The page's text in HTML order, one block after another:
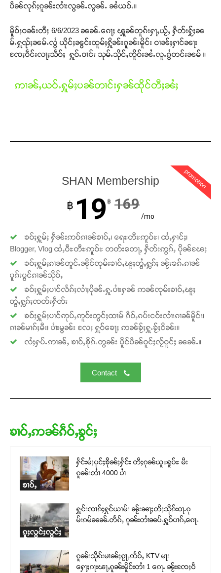
Support SHAN
တႃႇႁႂ်ႈသဵင်ၵၢင်ၸႂ်ၵူၼ်းမိူင်း ၵူႈတီႈၵူႈလႅၼ်ပေႃးတေၸွ
တ်ႇ တူဝ်ႈလုမ်ႈၾႃႉၼၼ်ႉ ၶဝ်ႈႁူမ်ႈၵမ်ႉထႅမ် ၸုမ်းၶၢ
Donate Now
ပဵၼ်လုၵ်ႈၵူၼ်းၸၢႆးလွၼ်ႉလွၼ်ႉ ၼႆယဝ်ႉ။
မိူဝ်ႈဝၼ်းတီႈ 6/6/2023 ၼၼ်ႉၵေႃႈ ၾူၼ်တူၵ်းႁႃႇယႂ်ႇ ႁဵတ်းႁႂ်ႈၼ
မ်ႉႁူၺ်ႈၼမ်ႉလွႆ ယိုင်ႈၼွင်းထူမ်ႈႁိူၼ်းၵူၼ်းမိူင်း ဝၢၼ်ႈႁၢင်ၼႃး
ၸႄႈဝဵင်းလႃႈသဵဝ်ႈ ႁူဝ်ႉဝၢင်း သုမ်ႉသိုင်ႇၸိူဝ်းၼႆႉလူႉၵွႆတင်းၼမ် ။
ဢၢၼ်ႇယဝ်ႉႁူမ်ႈပၼ်တၢင်းႁၼ်ထိုင်တီႈၼႆႈ
promotion
SHAN Membership
฿ 19 ฿ 169
/mo
ၶဝ်ႈႁူမ်ႈ ႁဵၼ်းဢဝ်ၵၢၼ်ၶၢဝ်ႇ၊ ရေႊတီႊဢူဝ်ႊ၊ ထႆႇႁၢင်ႈ၊
Blogger, Vlog ထႆႇဝီႊတီႊဢူဝ်ႊ တတ်းတေႃႇ ႁဵတ်းဢွၵ်ႇ ပိုၼ်ၽႄႈ
ၶဝ်ႈႁူမ်ႈၵၢၼ်တူင်ႉၼိုင်ၸုမ်းၶၢဝ်ႇၽူႈတွႆႇႁွၵ်ႈ ၼႂ်းၶၵ်ႉၵၢၼ်
ပူၵ်းပွင်ၵၢၼ်သိုဝ်ႇ
ၶဝ်ႈႁူမ်ႈပၢင်လႅၵ်ႈလၢႆႈပိုၼ်ႉႁူႉပၢႆးႁၼ် ဢၼ်ၸုမ်းၶၢဝ်ႇၽူႈ
တွႆႇႁွၵ်ႈၸတ်းႁဵတ်း
ၶဝ်ႈႁူမ်ႈပၢင်ဢုပ်ႇဢူဝ်းတွင်ႈထၢမ် ၵဵဝ်ႇၵပ်းငဝ်းလၢႆးၵၢၼ်မိူင်း၊
ၵၢၼ်မၢၵ်ႈမီး၊ ပၢႆးမွၼ်း လႄႈ ႁူဝ်ၶေႃႈ ဢၼ်ၶႂ်ႈႁူႉၶႂ်ႈငိၼ်း။
လႆႈႁပ်ႉဢၢၼ်ႇ ၶၢဝ်ႇၶိုၵ်ႉတွၼ်း ပိူင်ပဵၼ်ဝူင်ႈလႂ်ဝူင်ႈ ၼၼ်ႉ။
Contact
ၶၢဝ်ႇဢၼ်ၵဵဝ်ႇၶွင်ႈ
ၶၢဝ်ႇ
ႁႅင်းမႆႈပုင်ႈၶိုၼ်ႈႁႅင်း တီႈၵုၼ်ယူႊရူပ်ႊ မီး
ၵူၼ်းတၢႆ 4000 ပၢႆ
ၵူႈလွင်ႈလွင်ႈ
ႁူင်းၸၢၵ်ႈႁုင်ယၢမ်း ၼႂ်းၼႃႈတီႈသိုၵ်းဝႃႉၵု
မ်းၵမ်ၼၼ်ႉတႅၵ်ႇ ၵူၼ်းတၢႆၼပ်ႉႁူဝ်ပၢၵ်ႇၵေႃႉ
ၵူၼ်းသိုၵ်းမၢၼ်ႈၵႂႃႇဢႅဝ်ႇ KTV မႃး
ႁေႃႈၵႃးၽႃႇၵူၼ်းမိူင်းတၢႆ 1 ၵေႃႉ ၼႂ်းၸႄႈဝဵ